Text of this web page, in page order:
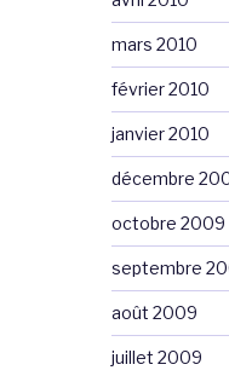
mars 2010
février 2010
janvier 2010
décembre
octobre 2009
septembre
août 2009
juillet 2009